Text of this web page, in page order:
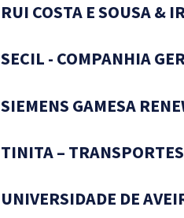
RUI COSTA E SOUSA &
SECIL - COMPANHIA
SIEMENS GAMESA
TINITA –
UNIVERSIDADE DE